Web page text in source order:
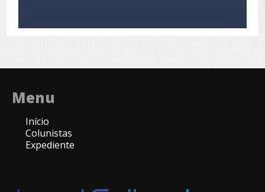
Menu
Início
Colunistas
Expediente